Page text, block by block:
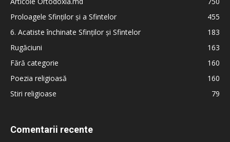
Proloagele Sfinților și a Sfintelor
455
6. Acatiste închinate Sfinților și Sfintelor
183
Rugăciuni
163
Fără categorie
160
Poezia religioasă
160
Stiri religioase
79
Comentarii recente